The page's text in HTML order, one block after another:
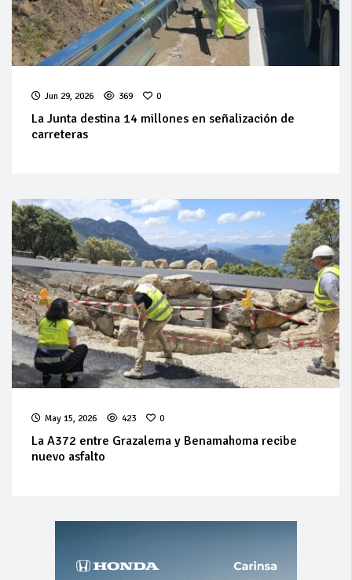
Jun 29, 2026 369 0
La Junta destina 14 millones en señalización de
carreteras
May 15, 2026 423 0
La A372 entre Grazalema y Benamahoma recibe
nuevo asfalto